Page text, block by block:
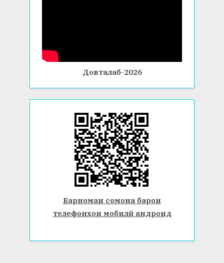
Довталаб-2026
Барномаи сомона барои
телефонҳои мобилӣ андроид